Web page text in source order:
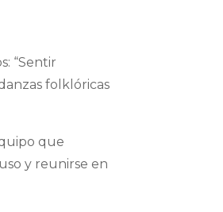
“Sentir
folklóricas
que
y reunirse en